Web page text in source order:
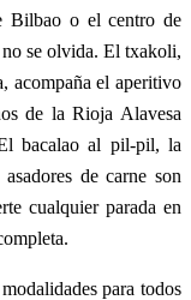
Bilbao o el centro de
se olvida. El txakoli,
acompaña el aperitivo
de la Rioja Alavesa
bacalao al pil-pil, la
de carne son
cualquier parada en
para todos